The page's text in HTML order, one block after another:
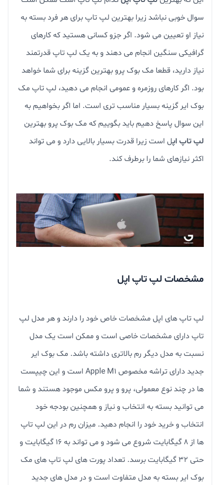
سوال خوبی نباشد زیرا بهترین لپ تاپ برای هر فرد بسته به
نیاز او تعیین می شود. اگر جزو کسانی هستید که کارهای
گرافیکی سنگین انجام می دهند و به یک لپ تاپ قدرتمند
نیاز دارید، قطعا مک بوک پرو بهترین گزینه برای شما خواهد
بود. اگر کارهای روزمره و عمومی انجام می دهید، لپ تاپ مک
بوک ایر گزینه بسیار مناسب تری است. اما اگر بخواهیم به
این سوال پاسخ دهیم باید بگوییم که مک بوک پرو بهترین
لپ تاپ اپل است زیرا قدرت بسیار بالایی دارد و می تواند
اکثر نیازهای شما را برطرف کند.
مشخصات لپ تاپ اپل
لپ تاپ های اپل مشخصات خاص خود را دارند و هر مدل لپ
تاپ دارای مشخصات خاصی است و ممکن است یک مدل
نسبت به مدل دیگر رم بالاتری داشته باشد. مک بوک ایر
جدید دارای تراشه مخصوص Apple M1 است و این چیپست
ها در چند نوع معمولی، پرو و پرو مکس موجود هستند و شما
می توانید بسته به انتخاب و نیاز و همچنین بودجه خود
انتخاب و خرید خود را انجام دهید. میزان رم در این لپ تاپ
ها از 8 گیگابایت شروع می شود و می تواند به 16 گیگابایت و
حتی 32 گیگابایت برسد. تعداد پورت های لپ تاپ های مک
بوک ایر بسته به مدل متفاوت است و در مدل های جدید